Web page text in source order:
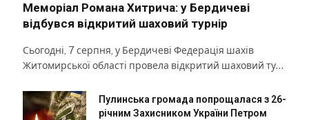
Меморіал Романа Хитрича: у Бердичеві
відбувся відкритий шаховий турнір
Сьогодні, 7 серпня, у Бердичеві Федерація шахів
Житомирської області провела відкритий шаховий ту…
Пулинська громада попрощалася з 26-
річним Захисником України Петром